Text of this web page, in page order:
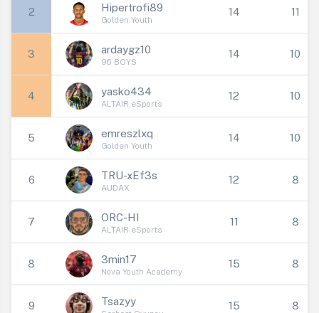
2 Hipertrofi89
Golden Youth
14 11
3 ardaygz10
96 BOYS
14 10
4 yasko434
ALTAIR eSports
12 10
5 emreszlxq
Golden Youth
14 10
6 TRU-xEf3s
AUDAX
12 8
7 ORC-HI
ALTAIR eSports
11 8
8 3min17
Nova Youth Academy
15 8
9 Tsazyy 15 8